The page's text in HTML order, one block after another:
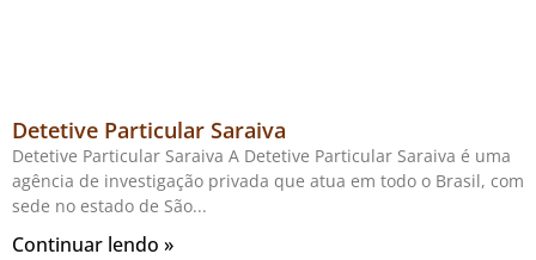
Detetive Particular Saraiva
Detetive Particular Saraiva A Detetive Particular Saraiva é uma
agência de investigação privada que atua em todo o Brasil, com
sede no estado de São
Continuar lendo »